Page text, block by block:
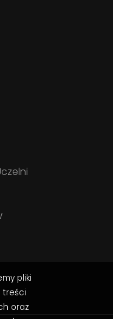
pliki
treści
oraz